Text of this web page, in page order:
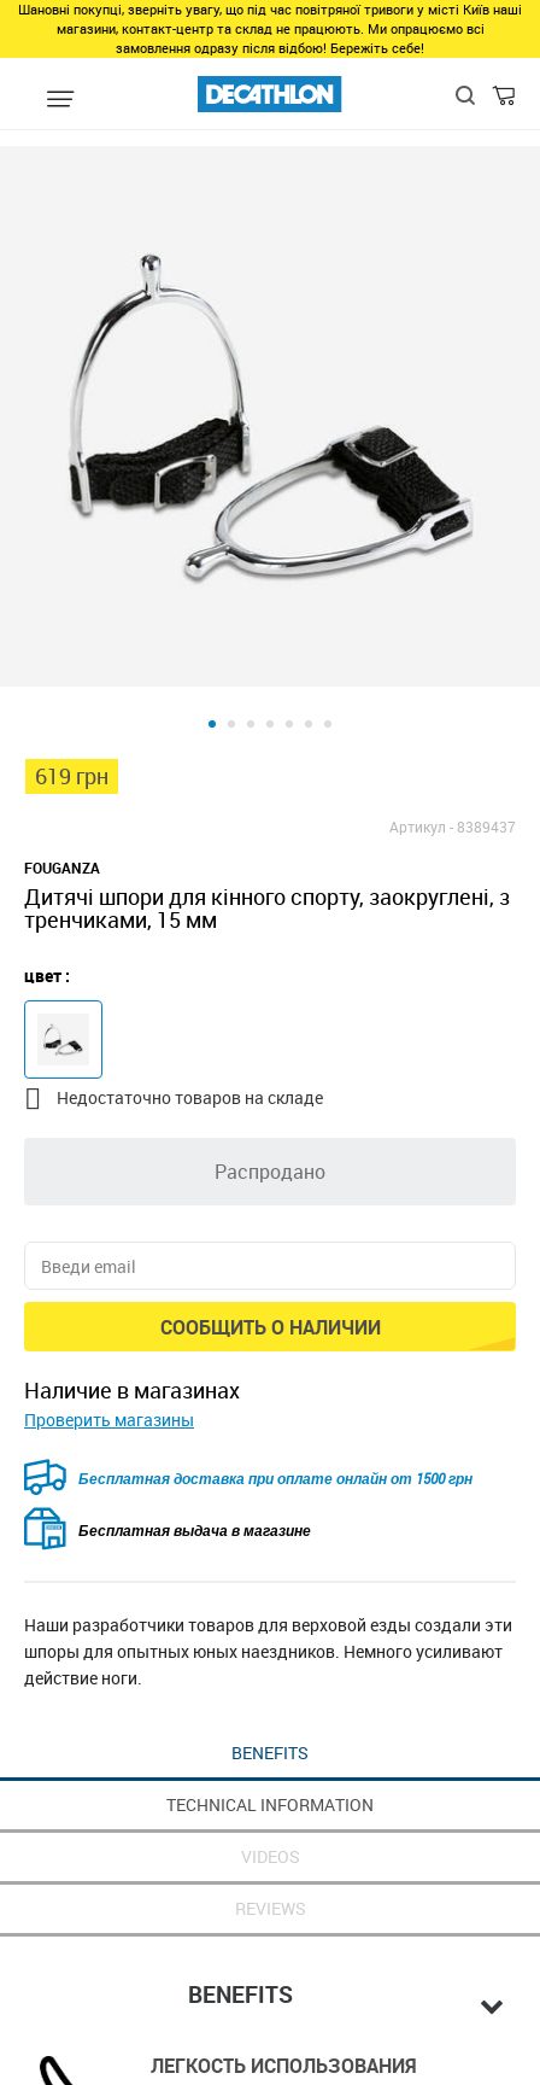
Шановні покупці, зверніть увагу, що під час повітряної тривоги у місті Київ наші
магазини, контакт-центр та склад не працюють. Ми опрацюємо всі
замовлення одразу після відбою! Бережіть себе!
unlinked Шпоры + тренчики детские с закругленным краем – 15
619 грн
Артикул -8389437
FOUGANZA
Дитячі шпори для кінного спорту, заокруглені, з
тренчиками, 15 мм
цвет :
 Недостаточно товаров на складе
Распродано
СООБЩИТЬ О НАЛИЧИИ
наличие в магазинах
Проверить магазины
Безкоштовна доставка для замовлень від 2500 грн при
оплаті онлайн
Бесплатная выдача в магазине
Наши разработчики товаров для верховой езды создали эти
шпоры для опытных юных наездников. Немного усиливают
действие ноги.
BENEFITS
TECHNICAL INFORMATION
VIDEOS
REVIEWS
BENEFITS
ЛЕГКОСТЬ ИСПОЛЬЗОВАНИЯ